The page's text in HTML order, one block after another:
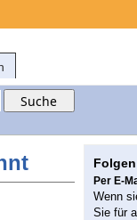
Per E-
Wenn
Sie für